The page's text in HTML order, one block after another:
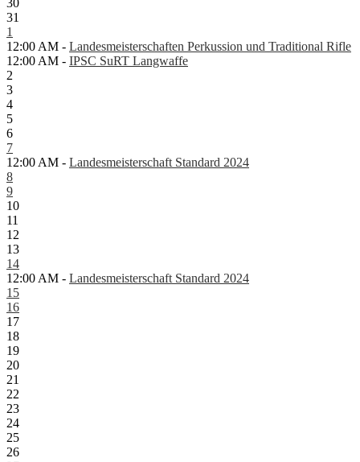
31
1
12:00 AM - Landesmeisterschaften Perkussion und Traditional Rifle
12:00 AM - IPSC SuRT Langwaffe
2
3
4
5
6
7
12:00 AM - Landesmeisterschaft Standard 2024
8
9
10
11
12
13
14
12:00 AM - Landesmeisterschaft Standard 2024
15
16
17
18
19
20
21
22
23
24
25
26